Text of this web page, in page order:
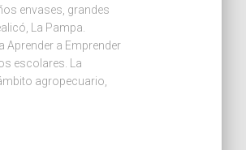
envases, grandes
La Pampa.
Aprender a Emprender
escolares. La
agropecuario,